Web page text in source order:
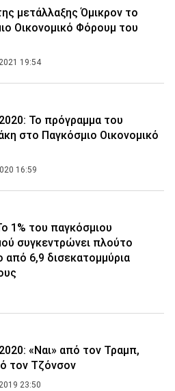
μετάλλαξης Όμικρον το
Οικονομικό Φόρουμ του
19:54
Το πρόγραμμα του
στο Παγκόσμιο Οικονομικό
16:59
1% του παγκόσμιου
συγκεντρώνει πλούτο
από 6,9 δισεκατομμύρια
«Ναι» από τον Τραμπ,
τον Τζόνσον
23:50